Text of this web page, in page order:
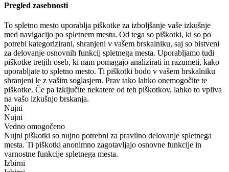
Pregled zasebnosti
To spletno mesto uporablja piškotke za izboljšanje vaše izkušnje
med navigacijo po spletnem mestu. Od tega so piškotki, ki so po
potrebi kategorizirani, shranjeni v vašem brskalniku, saj so bistveni
za delovanje osnovnih funkcij spletnega mesta. Uporabljamo tudi
piškotke tretjih oseb, ki nam pomagajo analizirati in razumeti, kako
uporabljate to spletno mesto. Ti piškotki bodo v vašem brskalniku
shranjeni le z vašim soglasjem. Prav tako lahko onemogočite te
piškotke. Če pa izključite nekatere od teh piškotkov, lahko to vpliva
na vašo izkušnjo brskanja.
Nujni
Nujni
Vedno omogočeno
Nujni piškotki so nujno potrebni za pravilno delovanje spletnega
mesta. Ti piškotki anonimno zagotavljajo osnovne funkcije in
varnostne funkcije spletnega mesta.
Izbirni